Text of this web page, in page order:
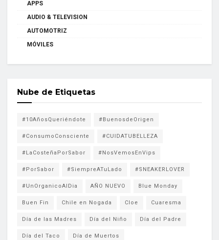
APPS
AUDIO & TELEVISION
AUTOMOTRIZ
MÓVILES
Nube de Etiquetas
#10AñosQueriéndote #BuenosdeOrigen
#ConsumoConsciente #CUIDATUBELLEZA
#LaCosteñaPorSabor #NosVemosEnVips
#PorSabor #SiempreATuLado #SNEAKERLOVER
#UnOrganicoAlDia AÑO NUEVO Blue Monday
Buen Fin Chile en Nogada Cloe Cuaresma
Día de las Madres Día del Niño Día del Padre
Día del Taco Día de Muertos